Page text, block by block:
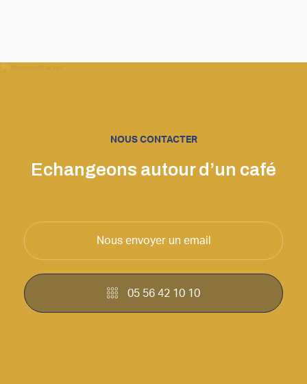
NOUS CONTACTER
Echangeons autour d’un café
Nous envoyer un email
05 56 42 10 10